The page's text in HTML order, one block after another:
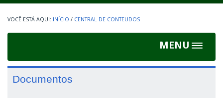
INÍCIO / CENTRAL DE CONTEUDOS
MENU
Toggle
Documentos